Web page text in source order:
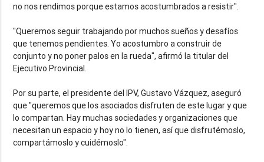
no nos rendimos porque estamos acostumbrados a resistir".
"Queremos seguir trabajando por muchos sueños y desafíos
que tenemos pendientes. Yo acostumbro a construir de
conjunto y no poner palos en la rueda", afirmó la titular del
Ejecutivo Provincial.
Por su parte, el presidente del IPV, Gustavo Vázquez, aseguró
que "queremos que los asociados disfruten de este lugar y que
lo compartan. Hay muchas sociedades y organizaciones que
necesitan un espacio y hoy no lo tienen, así que disfrutémoslo,
compartámoslo y cuidémoslo".